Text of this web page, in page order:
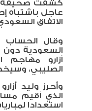
كشفت صحيفة
عاجل باشتباه
الاتفاق
وقال الحساب
السعودية دون
أزارو مهاجم
الصليبي،
الذي أقيم
استعدادا